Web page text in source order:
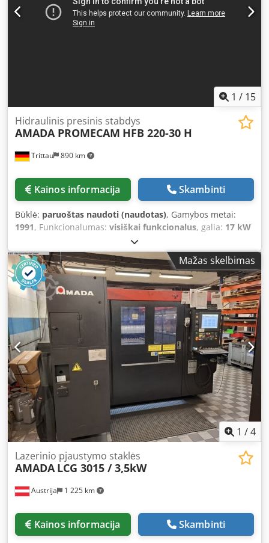
1 / 15
Trittau 890 km
Hidraulinis presinis stabdys
AMADA PROMECAM HFB 220-30 H
Kainos informacija Skambinti
Būklė: paruoštas naudoti (naudotas), Gamybos metai:
1991, Funkcionalumas: visiškai funkcionalus, galia: 17 kW
220 t
gerklės gylis:420 mm, bendras plotis:3 650 mm, bendras
aukštis:2 900 mm, bendras svoris:17 900 kg, Hidraulinė
lankstymo presas Codpfxsy T R Rys Ad Noha Gamintojas:
AMADA, Tipas: HFB 220-30 H, Metai: 1991 Techniniai
duomenys Gamintojas: AMADA Tipas: HFB 220-30 H
Pagaminimo metai: 1991 Spaudimo jėga: 220 t Lankstymo
ilgis: 3100 mm Eigos ilgis: maks. 180 mm Atstumas tarp
šoninių atramų: 2750 mm Iškyša: 420 mm Galia: 17 kW
Matmenys: Ilgis 3,65 m, plotis 1.700 mm, aukštis 2.900 mm
Svoris: 12,9 t Įranga • Delem DA 58 2D grafinis valdymas •
Valdomos ašys: Y1, Y2, X, R1, R2, Z • Didelis įrankių paketas
pagal nuotraukas • Amada greito tvirtinimo įrankių laikiklis
Visa informacija pateikta be garantijos. Demonstracija
prijungus prie elektros galima bet kuriuo metu mūsų
parodų salėje.
Mažas skelbimas
1 /4
Austrija 1 225 km
Lazerinio pjaustymo staklės
AMADA LCG 3015 / 3,5kW
Kainos informacija Skambinti